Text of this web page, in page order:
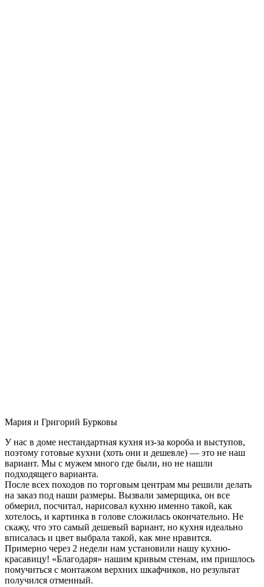
Мария и Григорий Бурковы
У нас в доме нестандартная кухня из-за короба и выступов,
поэтому готовые кухни (хоть они и дешевле) — это не наш
вариант. Мы с мужем много где были, но не нашли
подходящего варианта.
После всех походов по торговым центрам мы решили делать
на заказ под наши размеры. Вызвали замерщика, он все
обмерил, посчитал, нарисовал кухню именно такой, как
хотелось, и картинка в голове сложилась окончательно. Не
скажу, что это самый дешевый вариант, но кухня идеально
вписалась и цвет выбрала такой, как мне нравится.
Примерно через 2 недели нам установили нашу кухню-
красавицу! «Благодаря» нашим кривым стенам, им пришлось
помучиться с монтажом верхних шкафчиков, но результат
получился отменный.